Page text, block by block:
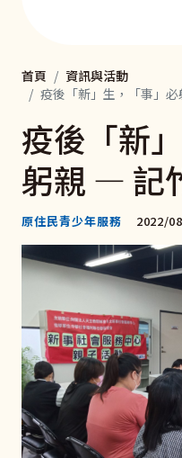
首頁
資訊與活動
疫後「新」生，「事」
疫後「新
躬親 — 記
原住民青少年服務 2022/